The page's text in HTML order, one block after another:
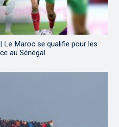
Maroc se qualifie pour les
au Sénégal